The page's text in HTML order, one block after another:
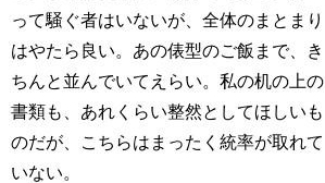
って騒ぐ者はいないが、全体のまとまり
はやたら良い。あの俵型のご飯まで、き
ちんと並んでいてえらい。私の机の上の
書類も、あれくらい整然としてほしいも
のだが、こちらはまったく統率が取れて
いない。